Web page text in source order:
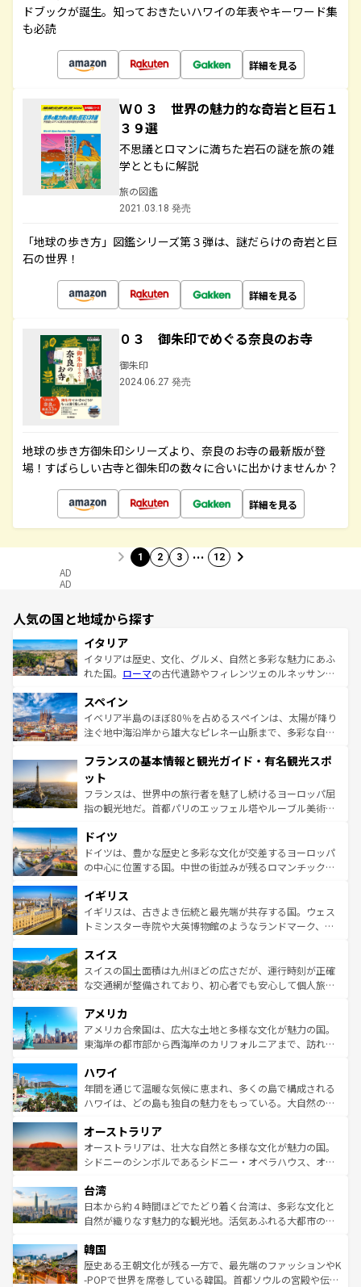
ドブックが誕生。知っておきたいハワイの年表やキーワード集
も必読
詳細を見る
Ｗ０３ 世界の魅力的な奇岩と巨石１
３９選
不思議とロマンに満ちた岩石の謎を旅の雑
学とともに解説
旅の図鑑
2021.03.18 発売
「地球の歩き方」図鑑シリーズ第３弾は、謎だらけの奇岩と巨
石の世界！
詳細を見る
０３ 御朱印でめぐる奈良のお寺
御朱印
2024.06.27 発売
地球の歩き方御朱印シリーズより、奈良のお寺の最新版が登
場！すばらしい古寺と御朱印の数々に合いに出かけませんか？
詳細を見る
1 2 3 … 12
AD
AD
人気の国と地域から探す
イタリア
イタリアは歴史、文化、グルメ、自然と多彩な魅力にあふ
れた国。 ローマの古代遺跡やフィレンツェのルネッサンス
ろん、トスカーナの美しい田園風景やアマルフィ海岸の絶
景など、自然景観も見逃せない。観光の合間には、本場の
ピザやパスタなど、絶品のイタリア料理を堪能することも
ませてくれるイタリアで、忘れられない旅をしてみよう！
なお、新着のイタリア情報は
しい。
スペイン
イベリア半島のほぼ80％を占めるスペインは、太陽が降り
注ぐ地中海沿岸から雄大なピレネー山脈まで、多彩な自然
文化が根付くこの国では、情熱的なフラメンコ、熱気あふ
れる闘牛、そして美味しいタパスが生活の一部となってい
る。首都マドリードの洗練された雰囲気や、バルセロナの
アートに溢れた街角から、地方では古代ローマ遺跡や中世
せる。地方によって風土や気候が異なるスペインはその個
性で訪れる人を魅了する。 なお、新着のスペイン情報は コ
ンテンツ一覧を参照してほしい。
フランスの基本情報と観光ガイド・有名観光スポ
ット
フランスは、世界中の旅行者を魅了し続けるヨーロッパ屈
指の観光地だ。首都パリのエッフェル塔やルーブル美術館
で、幅広い魅力が詰まっている。華麗な宮殿、歴史的な大
聖堂、美しいビーチ、そして豊かな自然が、訪れる者を心
から魅了する。また、フランスは美食の国としても知ら
いる。シャンパンの発祥地であるランス、プロヴァンスの
香り高いラベンダー畑など、多彩な楽しみ方が可能だ。さ
らに、パリ以外の地域にも魅力が溢れており、どの街角に
れる地方に足を運ぶとそれぞれで全く異なる文化を体験で
きるだろう。 なお、新着のフランス情報はコンテンツ一覧
を参照してほしい。
ドイツ
ドイツは、豊かな歴史と多彩な文化が交差するヨーロッパ
の中心に位置する国。中世の街並みが残るロマンチック街
顔を持つこの国は、どこを歩いても飽きることがない。ベ
ルリンの文化的活気、バイエルン州のアルプスの絶景、そ
してライン川沿いのワイン畑といった風景は必見。ビール
は、お酒好きな人にはぜひ体験してほしい。 なお、新着の
ドイツ情報はコンテンツ一覧を参照してほしい。
イギリス
イギリスは、古きよき伝統と最先端が共存する国。ウェス
トミンスター寺院や大英博物館のようなランドマーク、歴
リアごとに異なる魅力がある。また、優雅なアフタヌーン
ティー、ビール好きにはたまらない英国パブ、サッカー観
戦など、本場だからこそできる体験も豊富。イギリスを旅
ンツ一覧を参照してほしい。
スイス
スイスの国土面積は九州ほどの広さだが、運行時刻が正確
な交通網が整備されており、初心者でも安心して個人旅行
の建物がそのまま残る町や、スイスならではのユニークな
博物館もあり、アルプス観光だけでなく町歩きも満喫する
ことができる。国民の所得が高いため物価も高いが、旅行
ば市内交通費無料で観光を楽しむこともできる。 なお、新
着のスイス情報はコンテンツ一覧 を参照してほしい。
アメリカ
アメリカ合衆国は、広大な土地と多様な文化が魅力の国。
東海岸の都市部から西海岸のカリフォルニアまで、訪れる
のような巨大都市は、観光、ショッピング、エンターテイ
ンメントが詰まった刺激的なスポットだ。一方、アメリカ
西部には大自然が広がり、グランドキャニオンやイエロー
部のニューオーリンズでは、音楽と美食が融合した独特の
文化が魅力。旅行者はアメリカの各地域で異なる魅力を楽
しみながら、その多様性と豊かな歴史を感じることができ
ならではの贅沢な旅のスタイルだ。 なお、新着のアメリカ
情報はコンテンツ一覧を参照してほしい。
ハワイ
年間を通じて温暖な気候に恵まれ、多くの島で構成される
ハワイは、どの島も独自の魅力をもっている。大自然の神
ワイ島は見逃せない。また、定番の観光地といえばオアフ
島だが、静かな自然を求めるならマウイ島やカウアイ島が
おすすめ。エメラルドグリーンに輝く海をはじめ、豊かな
れるおもてなしの心で訪れる人々を迎えてくれるハワイの
人々、おいしいローカルフードやハワイアンミュージッ
ク、伝統的なフラダンスなど、すべてがハワイの魅力を彩
ワイを、存分に味わってほしい。 なお、新着のハワイ情報
はコンテンツ一覧を参照してほしい。
オーストラリア
オーストラリアは、壮大な自然と多様な文化が魅力の国。
シドニーのシンボルであるシドニー・オペラハウス、オー
リアリーフや大陸中央部にそびえるウルル（エアーズロッ
ク）、タスマニアの美しい原生林やケアンズの熱帯雨林な
ど、見どころがたくさん。また、カフェやワイン、オージ
いる。アクティビティも充実しており、サーフィンやダイ
ビング、ハイキングなど、アウトドア好きにはたまらな
い。オーストラリアの多彩な魅力を存分に味わいつくそ
台湾
日本から約４時間ほどでたどり着く台湾は、多彩な文化と
自然が織りなす魅力的な観光地。活気あふれる大都市の台
ン）、静ひつな山岳地帯である台湾東部など、都市の喧騒
と山間の静けさが共存しており、訪れる人に新しい発見と
驚きをもたらしてくれる。また、奥深い台湾の食文化も魅
韓国
歴史ある王朝文化が残る一方で、最先端のファッションやK
-POPで世界を席巻している韓国。首都ソウルの宮殿や伝統